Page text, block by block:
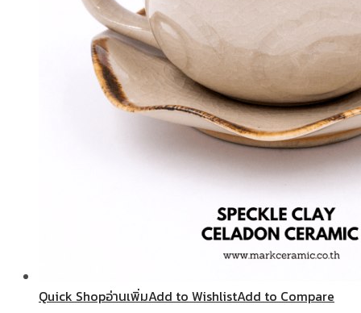
Quick Shopอ่านเพิ่มAdd to WishlistAdd to Compare